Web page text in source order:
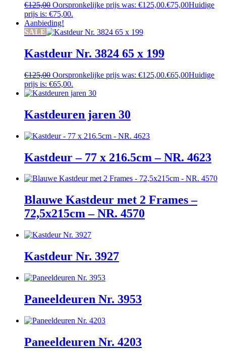
€125,00 Oorspronkelijke prijs was: €125,00.€75,00Huidige
prijs is: €75,00.
Aanbieding!
SALE
Kastdeur Nr. 3824 65 x 199
€125,00 Oorspronkelijke prijs was: €125,00.€65,00Huidige
prijs is: €65,00.
Kastdeuren jaren 30
Kastdeur – 77 x 216.5cm – NR. 4623
Blauwe Kastdeur met 2 Frames –
72,5x215cm – NR. 4570
Kastdeur Nr. 3927
Paneeldeuren Nr. 3953
Paneeldeuren Nr. 4203